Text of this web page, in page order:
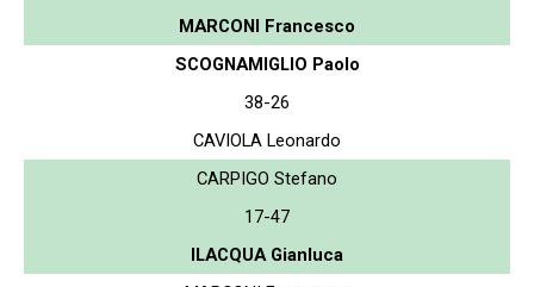
MARCONI Francesco
SCOGNAMIGLIO Paolo
38-26
CAVIOLA Leonardo
CARPIGO Stefano
17-47
ILACQUA Gianluca